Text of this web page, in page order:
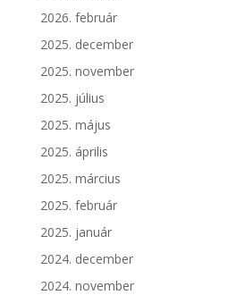
2026. február
2025. december
2025. november
2025. július
2025. május
2025. április
2025. március
2025. február
2025. január
2024. december
2024. november